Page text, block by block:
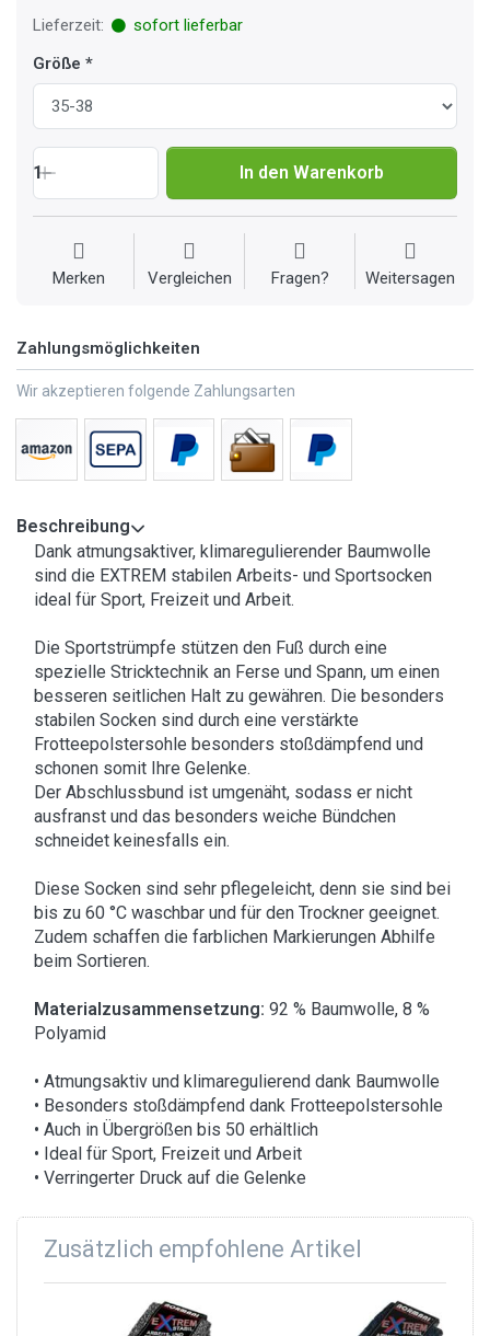
Lieferzeit:
sofort lieferbar
Größe
1 In den Warenkorb
Merken Vergleichen Fragen? Weitersagen
Zahlungsmöglichkeiten
Wir akzeptieren folgende Zahlungsarten
Beschreibung
Dank atmungsaktiver, klimaregulierender Baumwolle
sind die EXTREM stabilen Arbeits- und Sportsocken
ideal für Sport, Freizeit und Arbeit.
Die Sportstrümpfe stützen den Fuß durch eine
spezielle Stricktechnik an Ferse und Spann, um einen
besseren seitlichen Halt zu gewähren. Die besonders
stabilen Socken sind durch eine verstärkte
Frotteepolstersohle besonders stoßdämpfend und
schonen somit Ihre Gelenke.
Der Abschlussbund ist umgenäht, sodass er nicht
ausfranst und das besonders weiche Bündchen
schneidet keinesfalls ein.
Diese Socken sind sehr pflegeleicht, denn sie sind bei
bis zu 60 °C waschbar und für den Trockner geeignet.
Zudem schaffen die farblichen Markierungen Abhilfe
beim Sortieren.
Materialzusammensetzung: 92 % Baumwolle, 8 %
Polyamid
• Atmungsaktiv und klimaregulierend dank Baumwolle
• Besonders stoßdämpfend dank Frotteepolstersohle
• Auch in Übergrößen bis 50 erhältlich
• Ideal für Sport, Freizeit und Arbeit
• Verringerter Druck auf die Gelenke
Zusätzlich empfohlene Artikel